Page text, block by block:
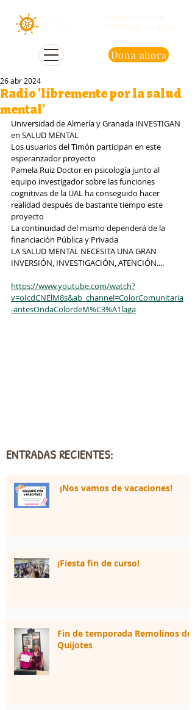
Dona ahora
Radio 'libremente por la salud
mental'
26 abr 2024
Universidad de Almería y Granada INVESTIGAN
en SALUD MENTAL
Los usuarios del Timón participan en este
esperanzador proyecto
Pamela Ruiz Doctor en psicología junto al
equipo investigador sobre las funciones
cognitivas de la UAL ha conseguido hacer
realidad después de bastante tiempo este
proyecto
La continuidad del mismo dependerá de la
financiación Pública y Privada
LA SALUD MENTAL NECESITA UNA GRAN
INVERSIÓN, INVESTIGACIÓN, ATENCIÓN....
https://www.youtube.com/watch?
v=oIcdCNElM8s&ab_channel=ColorComunitaria
-antesOndaColordeM%C3%A1laga
ENTRADAS RECIENTES:
¡Nos vamos de vacaciones!
¡Fiesta fin de curso!
Fin de temporada Remolinos de
Quijotes